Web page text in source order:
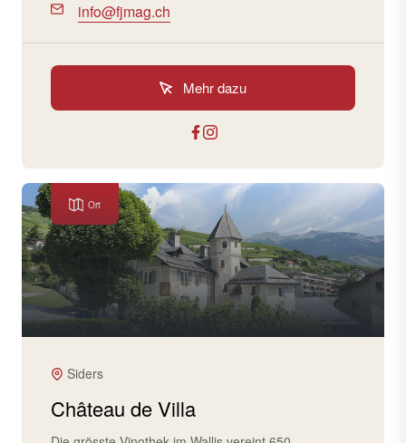
info@fjmag.ch
Mehr dazu
Ort
Siders
Château de Villa